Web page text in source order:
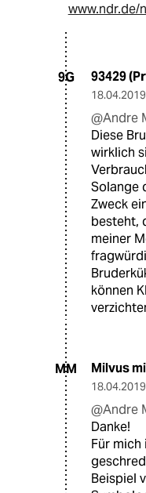
www.ndr.de/
9G 93429
18.04.2019
@Andre
Diese
wirklich
Solange
Zweck
besteht,
meiner
können
MM Milvus
18.04.2019
@Andre
Danke!
Für
Beispiel